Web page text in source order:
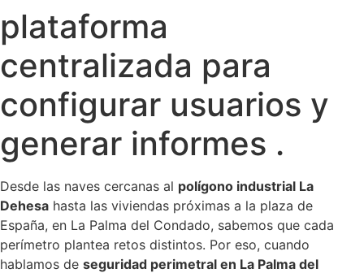
plataforma
centralizada para
configurar usuarios y
generar informes .
Desde las naves cercanas al polígono industrial La
Dehesa hasta las viviendas próximas a la plaza de
España, en La Palma del Condado, sabemos que cada
perímetro plantea retos distintos. Por eso, cuando
hablamos de seguridad perimetral en La Palma del